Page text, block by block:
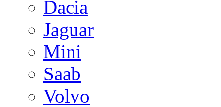
Dacia
Jaguar
Mini
Saab
Volvo